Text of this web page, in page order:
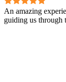
An amazing
guiding us through